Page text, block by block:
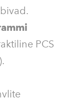
PCS